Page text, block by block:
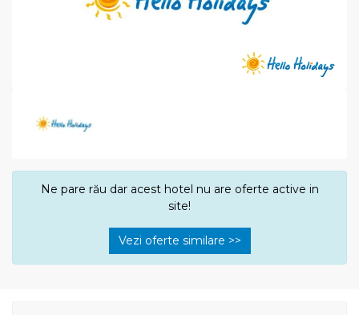
Ne pare rău dar acest hotel nu are oferte active in
site!
Vezi oferte similare >>